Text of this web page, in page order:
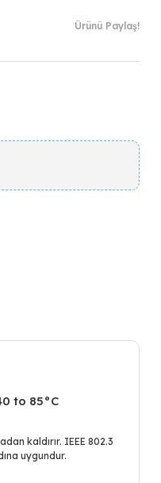
Ürünü Paylaş!
to 85°C
kaldırır. IEEE 802.3
uygundur.